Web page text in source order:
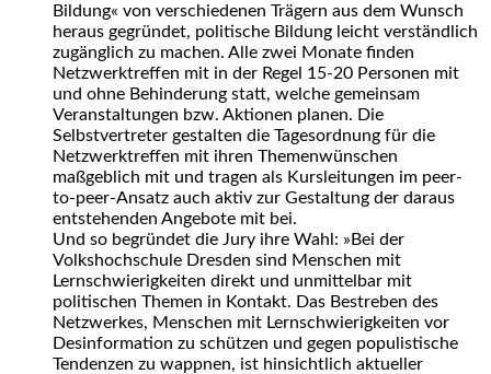
Bildung« von verschiedenen Trägern aus dem Wunsch
heraus gegründet, politische Bildung leicht verständlich
zugänglich zu machen. Alle zwei Monate finden
Netzwerktreffen mit in der Regel 15-20 Personen mit
und ohne Behinderung statt, welche gemeinsam
Veranstaltungen bzw. Aktionen planen. Die
Selbstvertreter gestalten die Tagesordnung für die
Netzwerktreffen mit ihren Themenwünschen
maßgeblich mit und tragen als Kursleitungen im peer-
to-peer-Ansatz auch aktiv zur Gestaltung der daraus
entstehenden Angebote mit bei.
Und so begründet die Jury ihre Wahl: »Bei der
Volkshochschule Dresden sind Menschen mit
Lernschwierigkeiten direkt und unmittelbar mit
politischen Themen in Kontakt. Das Bestreben des
Netzwerkes, Menschen mit Lernschwierigkeiten vor
Desinformation zu schützen und gegen populistische
Tendenzen zu wappnen, ist hinsichtlich aktueller